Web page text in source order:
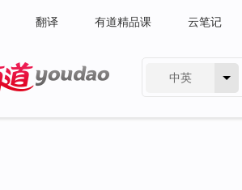
翻译 有道精品课 云笔记
中英